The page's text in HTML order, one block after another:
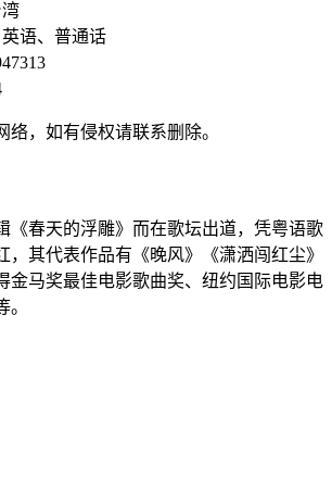
语、普通话
络，如有侵权请联系删除。
《春天的浮雕》而在歌坛出道，凭粤语歌
，其代表作品有《晚风》《潇洒闯红尘》
金马奖最佳电影歌曲奖、纽约国际电影电